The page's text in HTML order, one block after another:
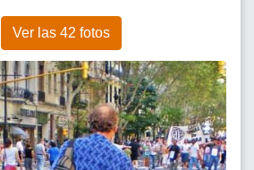
Ver las 42 fotos